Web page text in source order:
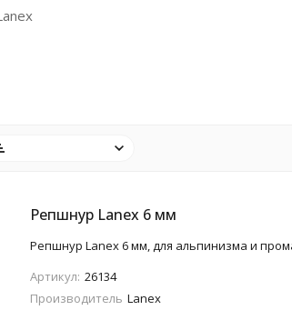
Репшнур Lanex 6 мм
Репшнур Lanex 6 мм, для альпинизма и
Артикул: 26134
Производитель Lanex